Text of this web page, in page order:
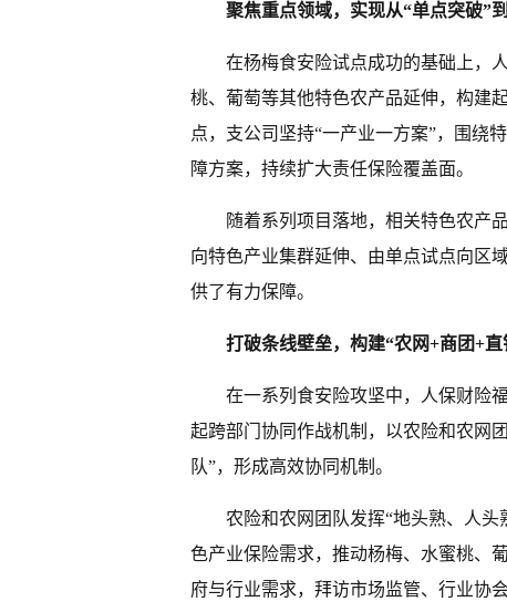
聚焦重点领域，实现从“单点突破”
在杨梅食安险试点成功的基础上，
桃、葡萄等其他特色农产品延伸，构建
点，支公司坚持“一产业一方案”，围绕
障方案，持续扩大责任保险覆盖面。
随着系列项目落地，相关特色农产
向特色产业集群延伸、由单点试点向区
供了有力保障。
打破条线壁垒，构建“农网+商团+
在一系列食安险攻坚中，人保财险
起跨部门协同作战机制，以农险和农网
队”，形成高效协同机制。
农险和农网团队发挥“地头熟、人
色产业保险需求，推动杨梅、水蜜桃、
府与行业需求，拜访市场监管、行业协